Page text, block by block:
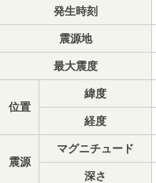
発生時刻
震源地
最大震度
位置
緯度
経度
震源
マグニチュード
深さ